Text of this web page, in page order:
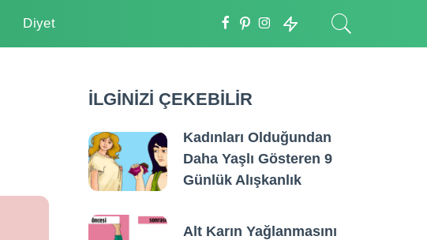
Diyet
İLGİNİZİ ÇEKEBİLİR
Kadınları Olduğundan
Daha Yaşlı Gösteren 9
Günlük Alışkanlık
Alt Karın Yağlanmasını